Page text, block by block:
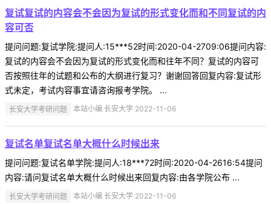
复试复试的内容会不会因为复试的形式变化而和不同复试的内
容可否
提问问题:复试学院:提问人:15***52时间:2020-04-2709:06提问内容:
复试的内容会不会因为复试的形式变化而和往年不同？复试的内容可
否按照往年的试题和公布的大纲进行复习？谢谢回答回复内容:复试形
式未定，考试内容事宜请咨询报考学院。 ...
长安大学考研问题 本站小编 长安大学 2022-11-06
复试名单复试名单大概什么时候出来
提问问题:复试名单学院:提问人:18***72时间:2020-04-2616:54提问
内容:请问复试名单大概什么时候出来回复内容:由各学院公布 ...
长安大学考研问题 本站小编 长安大学 2022-11-06